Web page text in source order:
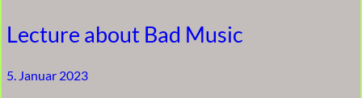
Lecture about Bad Music
5. Januar 2023